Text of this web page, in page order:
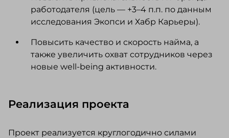
работодателя (цель — +3–4 п.п. по данным
исследования Экопси и Хабр Карьеры).
Повысить качество и скорость найма, а
также увеличить охват сотрудников через
новые well-being активности.
Реализация проекта
Проект реализуется круглогодично силами